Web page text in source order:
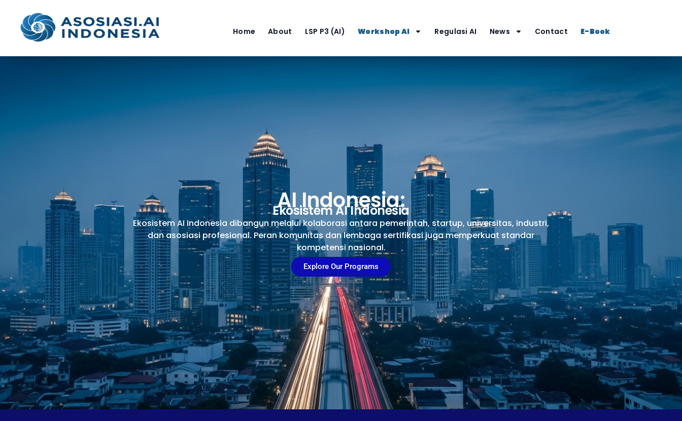
Home About LSP P3 (AI) Workshop AI Regulasi AI News Contact E-Book
AI Indonesia:
Ekosistem AI Indonesia
Ekosistem AI Indonesia dibangun melalui kolaborasi antara pemerintah, startup, universitas, industri,
dan asosiasi profesional. Peran komunitas dan lembaga sertifikasi juga memperkuat standar
kompetensi nasional.
Explore Our Programs